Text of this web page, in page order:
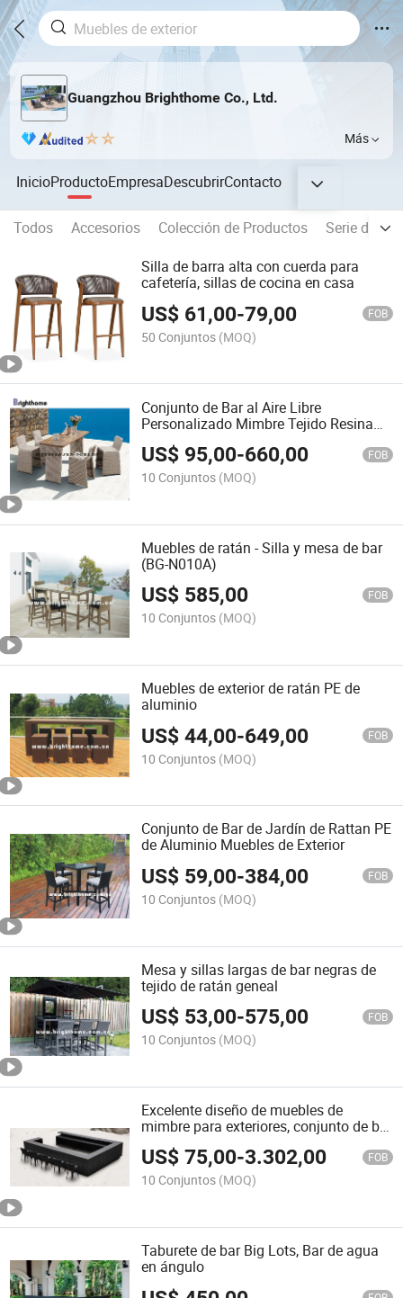
Guangzhou Brighthome Co., Ltd.
Más
InicioProductoEmpresaDescubrirContacto
Todos Accesorios Colección de Productos
Serie de
Silla de barra alta con cuerda para
cafetería, sillas de cocina en casa
US$ 61,00-79,00 FOB
50 Conjuntos (MOQ)
Conjunto de Bar al Aire Libre
Personalizado Mimbre Tejido Resina
Muebles de Patio
US$ 95,00-660,00 FOB
10 Conjuntos (MOQ)
Muebles de ratán - Silla y mesa de bar
(BG-N010A)
US$ 585,00 FOB
10 Conjuntos (MOQ)
Muebles de exterior de ratán PE de
aluminio
US$44,00-649,00 FOB
10 Conjuntos (MOQ)
Conjunto de Bar de Jardín de Rattan PE
de Aluminio Muebles de Exterior
US$ 59,00-384,00 FOB
10 Conjuntos (MOQ)
Mesa y sillas largas de bar negras de
tejido de ratán geneal
US$ 53,00-575,00 FOB
10 Conjuntos (MOQ)
Excelente diseño de muebles de
mimbre para exteriores, conjunto de bar
para patio y jardín
US$75,00-3.302,00 FOB
10 Conjuntos (MOQ)
Taburete de bar Big Lots, Bar de agua
en ángulo